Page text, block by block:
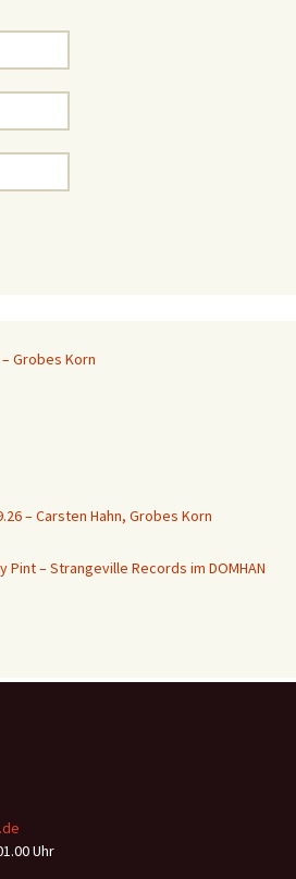
Grobes Korn
– Carsten Hahn, Grobes Korn
Pint – Strangeville Records im DOMHAN
Uhr